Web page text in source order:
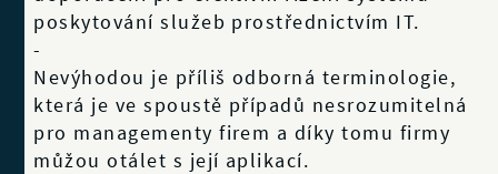
poskytování služeb prostřednictvím IT.
-
Nevýhodou je příliš odborná terminologie,
která je ve spoustě případů nesrozumitelná
pro managementy firem a díky tomu firmy
můžou otálet s její aplikací.